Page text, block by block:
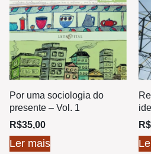
Por uma sociologia do
presente – Vol. 1
R$35,00
Ler mais
R$